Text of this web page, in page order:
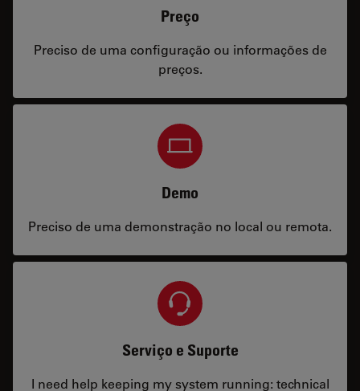
Preço
Preciso de uma configuração ou informações de
preços.
Demo
Preciso de uma demonstração no local ou remota.
Serviço e Suporte
I need help keeping my system running: technical